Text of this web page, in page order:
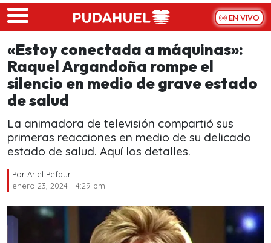
Skip to main content
EN VIVO
«Estoy conectada a máquinas»:
Raquel Argandoña rompe el
silencio en medio de grave estado
de salud
La animadora de televisión compartió sus
primeras reacciones en medio de su delicado
estado de salud. Aquí los detalles.
Por Ariel Pefaur
enero 23, 2024 - 4:29 pm